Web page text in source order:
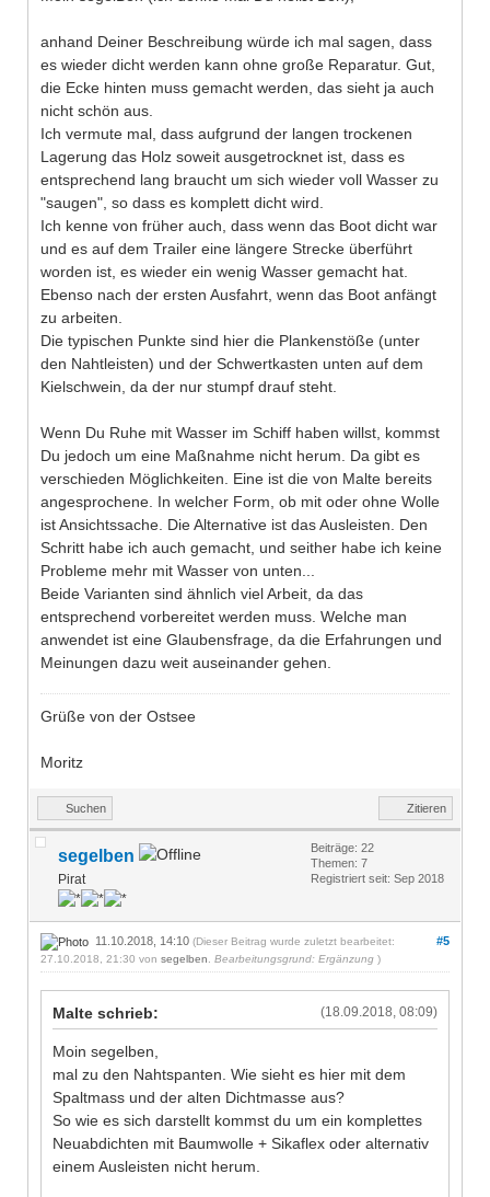
anhand Deiner Beschreibung würde ich mal sagen, dass
es wieder dicht werden kann ohne große Reparatur. Gut,
die Ecke hinten muss gemacht werden, das sieht ja auch
nicht schön aus.
Ich vermute mal, dass aufgrund der langen trockenen
Lagerung das Holz soweit ausgetrocknet ist, dass es
entsprechend lang braucht um sich wieder voll Wasser zu
"saugen", so dass es komplett dicht wird.
Ich kenne von früher auch, dass wenn das Boot dicht war
und es auf dem Trailer eine längere Strecke überführt
worden ist, es wieder ein wenig Wasser gemacht hat.
Ebenso nach der ersten Ausfahrt, wenn das Boot anfängt
zu arbeiten.
Die typischen Punkte sind hier die Plankenstöße (unter
den Nahtleisten) und der Schwertkasten unten auf dem
Kielschwein, da der nur stumpf drauf steht.
Wenn Du Ruhe mit Wasser im Schiff haben willst, kommst
Du jedoch um eine Maßnahme nicht herum. Da gibt es
verschieden Möglichkeiten. Eine ist die von Malte bereits
angesprochene. In welcher Form, ob mit oder ohne Wolle
ist Ansichtssache. Die Alternative ist das Ausleisten. Den
Schritt habe ich auch gemacht, und seither habe ich keine
Probleme mehr mit Wasser von unten...
Beide Varianten sind ähnlich viel Arbeit, da das
entsprechend vorbereitet werden muss. Welche man
anwendet ist eine Glaubensfrage, da die Erfahrungen und
Meinungen dazu weit auseinander gehen.
Grüße von der Ostsee
Moritz
Suchen Zitieren
segelben
Pirat
Beiträge: 22
Themen: 7
Registriert seit: Sep 2018
#5
11.10.2018, 14:10 (Dieser Beitrag wurde zuletzt bearbeitet:
27.10.2018, 21:30 von segelben Bearbeitungsgrund: Ergänzung )
(18.09.2018, 08:09)
Malte schrieb:
Moin segelben,
mal zu den Nahtspanten. Wie sieht es hier mit dem
Spaltmass und der alten Dichtmasse aus?
So wie es sich darstellt kommst du um ein komplettes
Neuabdichten mit Baumwolle + Sikaflex oder alternativ
einem Ausleisten nicht herum.